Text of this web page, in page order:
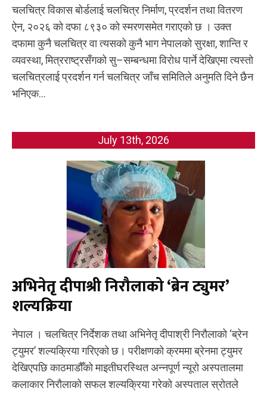
चलचित्र विकास बोर्डलाई चलचित्र निर्माण, प्रदर्शन तथा वितरण
ऐन, २०२६ को दफा ८९३० को स्मरणसमेत गराएको छ । उक्त
दफामा कुनै चलचित्र वा त्यसको कुनै भाग नेपालको सुरक्षा, शान्ति र
व्यवस्था, मित्रराष्ट्रसँगको सु–सम्बन्धमा विरोध पार्ने देखिएमा त्यस्तो
चलचित्रलाई प्रदर्शन गर्न चलचित्र जाँच समितिले अनुमति दिने छैन
भनिएक...
July 13th, 2026
अभिनेतृ दीपाश्री निरौलाको ‘ब्रेन ट्युमर’
शल्यक्रिया
नेपाल । चलचित्र निर्देशक तथा अभिनेतृ दीपाश्री निरौलाको ‘ब्रेन
ट्युमर’ शल्यक्रिया गरिएको छ। परीक्षणको क्रममा ब्रेनमा ट्युमर
देखिएपछि काठमाडौँको माइतीघरस्थित अन्नपूर्ण न्यूरो अस्पतालमा
कलाकार निरौलाको सफल शल्यक्रिया गरेको अस्पताल स्रोतले